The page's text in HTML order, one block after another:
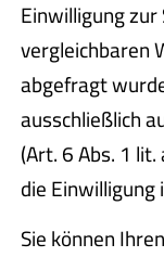
Einwilligung zur
vergleichbaren
abgefragt
ausschließlich
(Art. 6 Abs. 1 lit.
die
Sie können